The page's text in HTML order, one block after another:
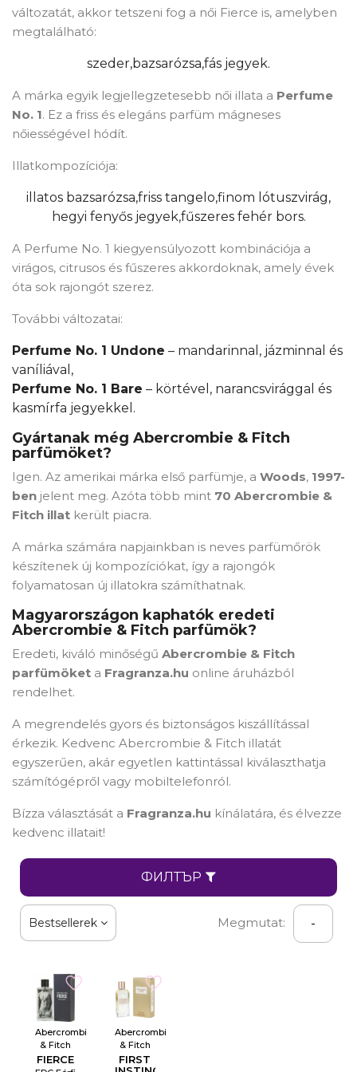
változatát, akkor tetszeni fog a női Fierce is, amelyben
megtalálható:
szeder,bazsarózsa,fás jegyek.
A márka egyik legjellegzetesebb női illata a Perfume
No. 1. Ez a friss és elegáns parfüm mágneses
nőiességével hódít.
Illatkompozíciója:
illatos bazsarózsa,friss tangelo,finom lótuszvirág,
hegyi fenyős jegyek,fűszeres fehér bors.
A Perfume No. 1 kiegyensúlyozott kombinációja a
virágos, citrusos és fűszeres akkordoknak, amely évek
óta sok rajongót szerez.
További változatai:
Perfume No. 1 Undone – mandarinnal, jázminnal és
vaníliával,
Perfume No. 1 Bare – körtével, narancsvirággal és
kasmírfa jegyekkel.
Gyártanak még Abercrombie & Fitch
parfümöket?
Igen. Az amerikai márka első parfümje, a Woods, 1997-
ben jelent meg. Azóta több mint 70 Abercrombie &
Fitch illat került piacra.
A márka számára napjainkban is neves parfümőrök
készítenek új kompozíciókat, így a rajongók
folyamatosan új illatokra számíthatnak.
Magyarországon kaphatók eredeti
Abercrombie & Fitch parfümök?
Eredeti, kiváló minőségű Abercrombie & Fitch
parfümöket a Fragranza.hu online áruházból
rendelhet.
A megrendelés gyors és biztonságos kiszállítással
érkezik. Kedvenc Abercrombie & Fitch illatát
egyszerűen, akár egyetlen kattintással kiválaszthatja
számítógépről vagy mobiltelefonról.
Bízza választását a Fragranza.hu kínálatára, és élvezze
kedvenc illatait!
ФИЛТЪР
Bestsellerek Megmutat: -
Abercrombie
& Fitch
FIERCE
Abercrombie
& Fitch
FIRST
Create wishlist ×
Отказ Create wishlist